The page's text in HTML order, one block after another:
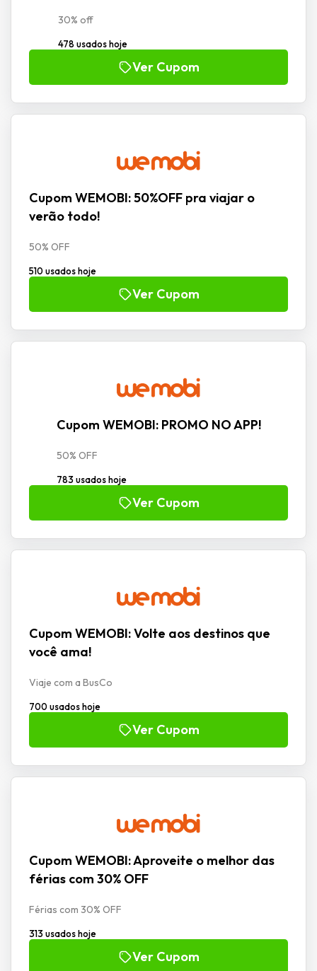
30% off
478 usados hoje
Ver Cupom
Cupom WEMOBI: 50%OFF pra viajar o
verão todo!
50% OFF
510 usados hoje
Ver Cupom
Cupom WEMOBI: PROMO NO APP!
50% OFF
783 usados hoje
Ver Cupom
Cupom WEMOBI: Volte aos destinos que
você ama!
Viaje com a BusCo
700 usados hoje
Ver Cupom
Cupom WEMOBI: Aproveite o melhor das
férias com 30% OFF
Férias com 30% OFF
313 usados hoje
Ver Cupom